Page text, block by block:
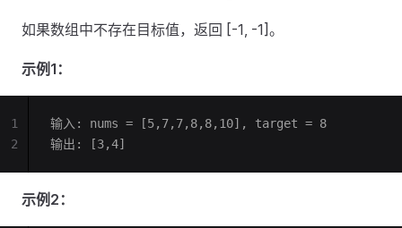
如果数组中不存在目标值，返回 [-1, -1]。
示例1：
输入: nums = [5,7,7,8,8,10], target = 8
输出: [3,4]
1
2
示例2：